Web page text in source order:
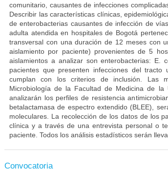
comunitario, causantes de infecciones
Describir las características clínicas,
de enterobacterias causantes de infección de
adulta atendida en hospitales de Bogotá
transversal con una duración de 12 meses con
aislamiento por paciente) provenientes de 5
aislamientos a analizar son enterobacterias: E.
pacientes que presenten infecciones del
cumplan con los criterios de inclusión. Las
Microbiología de la Facultad de Medicina de la
analizarán los perfiles de resistencia
betalactamasa de espectro extendido (BLEE),
moleculares. La recolección de los datos de los
clínica y a través de una entrevista personal o
paciente. Todos los análisis estadísticos serán
Convocatoria